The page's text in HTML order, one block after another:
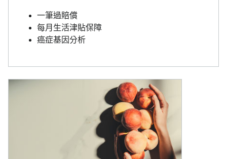
一筆過賠償
每月生活津貼保障
癌症基因分析